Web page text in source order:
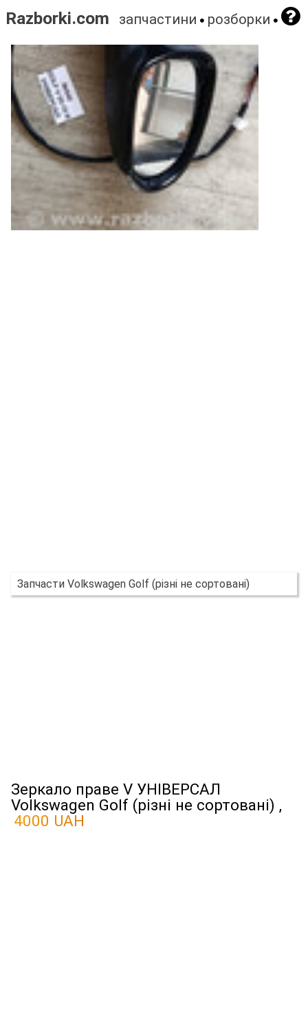
Razborki.com запчастини розборки
Запчасти Volkswagen Golf (різні не сортовані)
Зеркало праве V УНІВЕРСАЛ
Volkswagen Golf (різні не сортовані) ,
4000 UAH